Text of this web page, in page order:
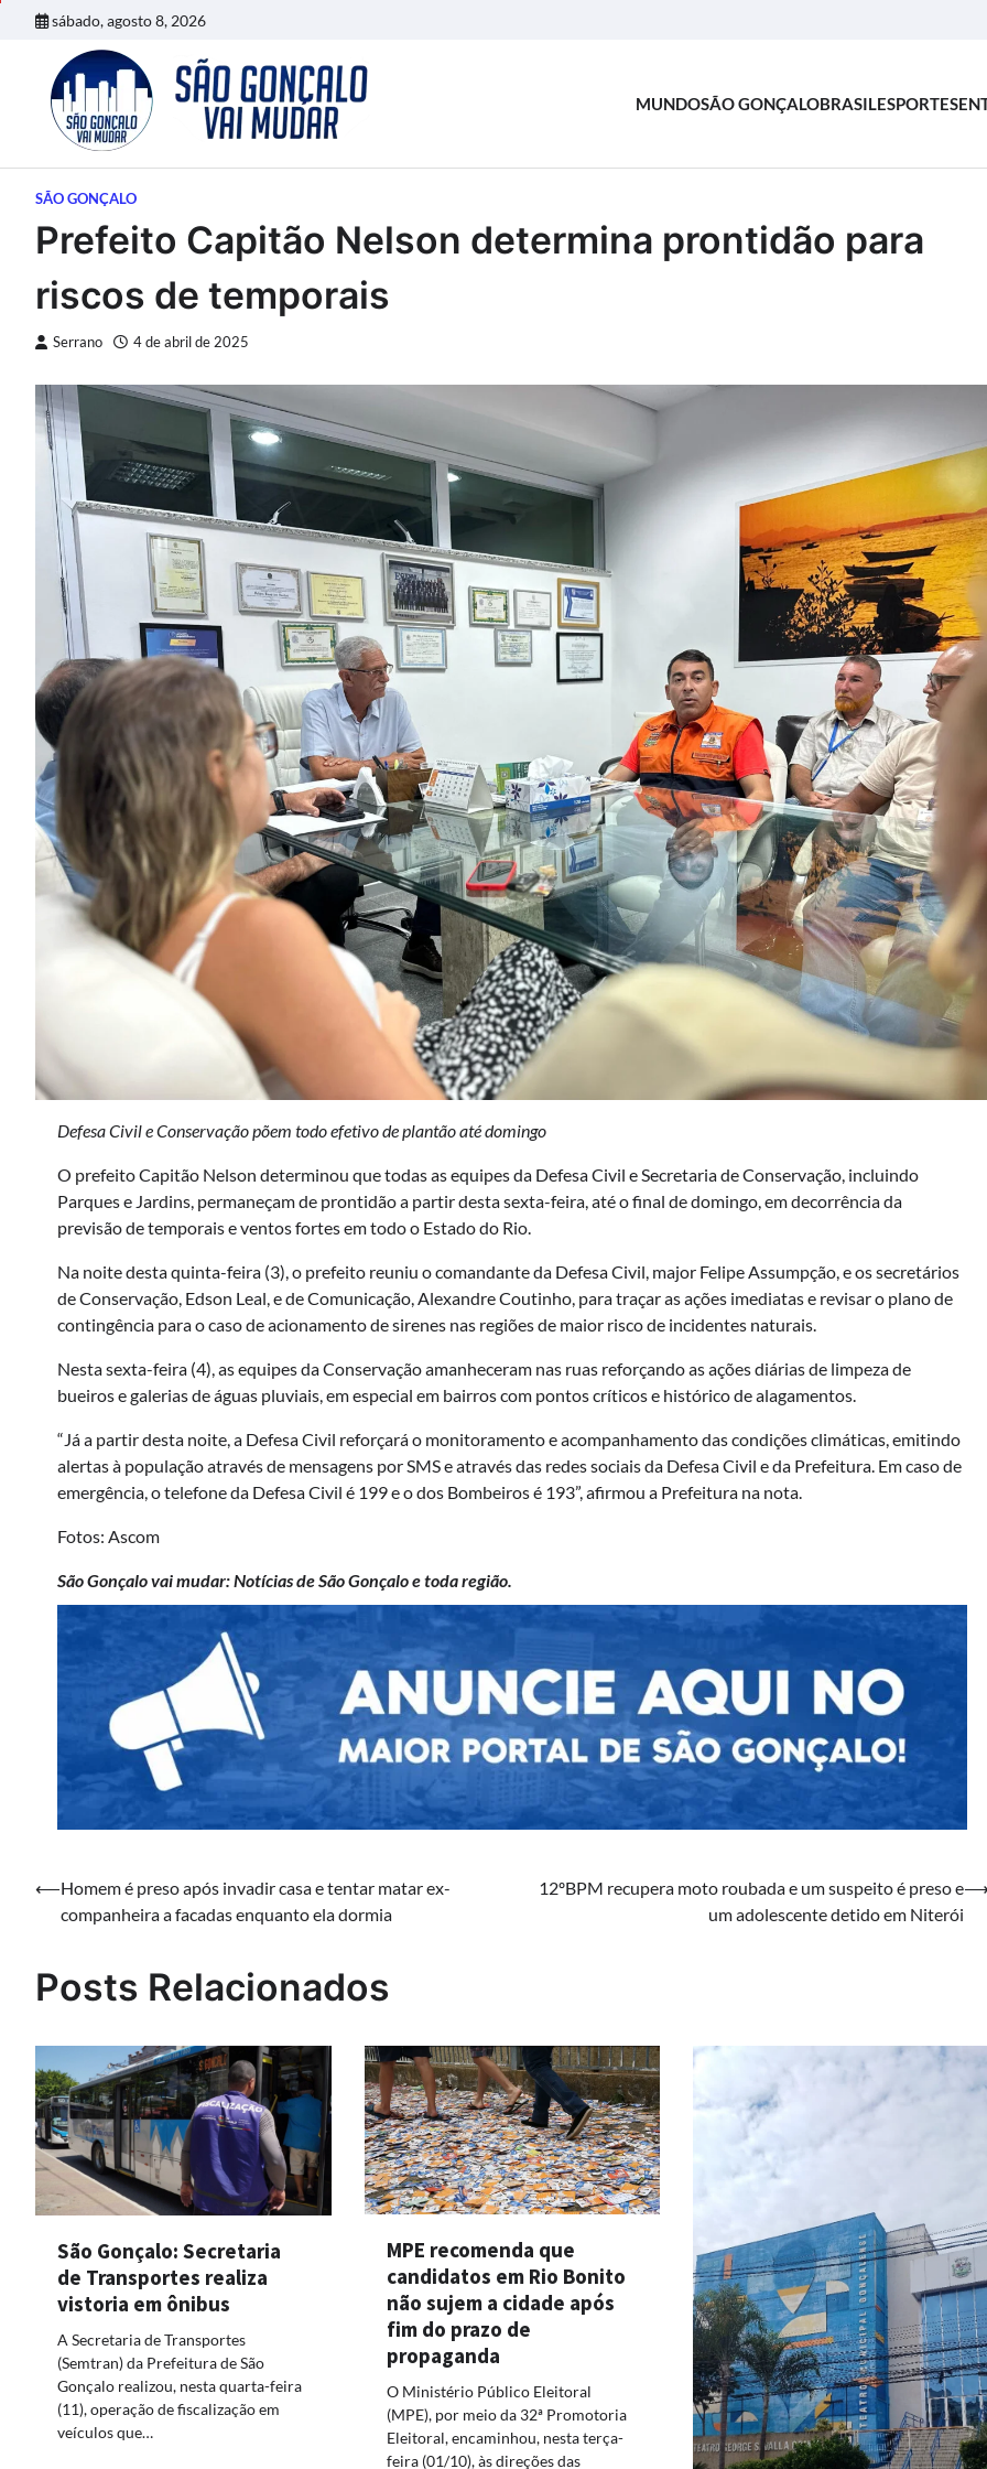
sábado, agosto 8, 2026
MUNDOSÃO GONÇALOBRASILESPORTES
SÃO GONÇALO
Prefeito Capitão Nelson determina prontidão para
riscos de temporais
Serrano 4 de abril de 2025
Defesa Civil e Conservação põem todo efetivo de plantão até domingo
O prefeito Capitão Nelson determinou que todas as equipes da Defesa Civil e Secretaria de Conservação, incluindo
Parques e Jardins, permaneçam de prontidão a partir desta sexta-feira, até o final de domingo, em decorrência da
previsão de temporais e ventos fortes em todo o Estado do Rio.
Na noite desta quinta-feira (3), o prefeito reuniu o comandante da Defesa Civil, major Felipe Assumpção, e os secretários
de Conservação, Edson Leal, e de Comunicação, Alexandre Coutinho, para traçar as ações imediatas e revisar o plano de
contingência para o caso de acionamento de sirenes nas regiões de maior risco de incidentes naturais.
Nesta sexta-feira (4), as equipes da Conservação amanheceram nas ruas reforçando as ações diárias de limpeza de
bueiros e galerias de águas pluviais, em especial em bairros com pontos críticos e histórico de alagamentos.
“Já a partir desta noite, a Defesa Civil reforçará o monitoramento e acompanhamento das condições climáticas, emitindo
alertas à população através de mensagens por SMS e através das redes sociais da Defesa Civil e da Prefeitura. Em caso de
emergência, o telefone da Defesa Civil é 199 e o dos Bombeiros é 193”, afirmou a Prefeitura na nota.
Fotos: Ascom
São Gonçalo vai mudar: Notícias de São Gonçalo e toda região.
Navegação
⟵Homem é preso após invadir casa e tentar matar ex-
companheira a facadas enquanto ela dormia
12ºBPM recupera moto roubada e um suspeito é preso e
um adolescente detido em Niterói
Posts Relacionados
São Gonçalo: Secretaria
de Transportes realiza
vistoria em ônibus
A Secretaria de Transportes
(Semtran) da Prefeitura de São
Gonçalo realizou, nesta quarta-feira
(11), operação de fiscalização em
veículos que…
MPE recomenda que
candidatos em Rio Bonito
não sujem a cidade após
fim do prazo de
propaganda
O Ministério Público Eleitoral
(MPE), por meio da 32ª Promotoria
Eleitoral, encaminhou, nesta terça-
feira (01/10), às direções das